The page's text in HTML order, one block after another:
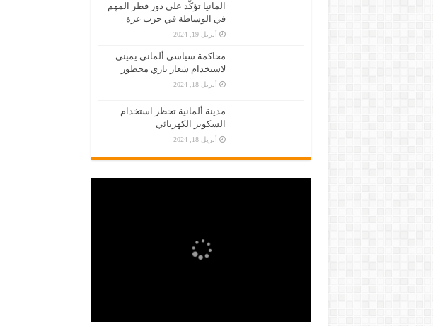
المانيا تؤكّد على دور قطر المهم
في الوساطة في حرب غزة
أبريل 19, 2024
محاكمة سياسي ألماني يميني
لاستخدام شعار نازي محظور
أبريل 18, 2024
مدينة ألمانية تحظر استخدام
السكوتر الكهربائي
أبريل 18, 2024